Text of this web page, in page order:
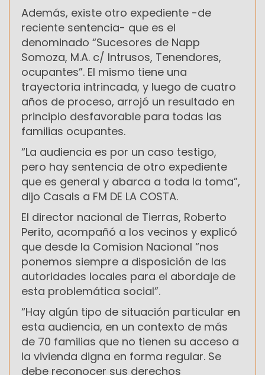
Además, existe otro expediente -de
reciente sentencia- que es el
denominado “Sucesores de Napp
Somoza, M.A. c/ Intrusos, Tenendores,
ocupantes”. El mismo tiene una
trayectoria intrincada, y luego de cuatro
años de proceso, arrojó un resultado en
principio desfavorable para todas las
familias ocupantes.
“La audiencia es por un caso testigo,
pero hay sentencia de otro expediente
que es general y abarca a toda la toma”,
dijo Casals a FM DE LA COSTA.
El director nacional de Tierras, Roberto
Perito, acompañó a los vecinos y explicó
que desde la Comision Nacional “nos
ponemos siempre a disposición de las
autoridades locales para el abordaje de
esta problemática social”.
“Hay algún tipo de situación particular en
esta audiencia, en un contexto de más
de 70 familias que no tienen su acceso a
la vivienda digna en forma regular. Se
debe reconocer sus derechos